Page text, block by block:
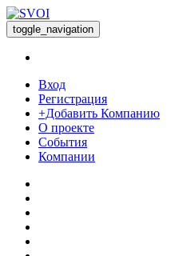
toggle_navigation
Вход
Регистрация
+Добавить Компанию
О проекте
События
Компании